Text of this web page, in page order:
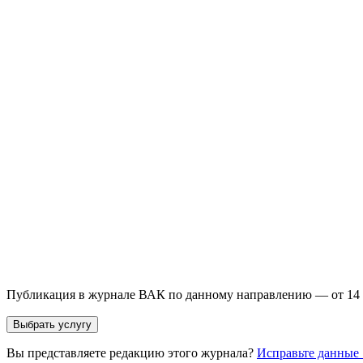
Публикация в журнале ВАК по данному направлению — от 14
Выбрать услугу
Вы представляете редакцию этого журнала? Исправьте